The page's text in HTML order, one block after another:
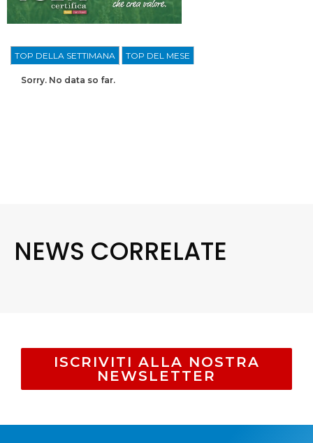
TOP DELLA SETTIMANA TOP DEL MESE
Sorry. No data so far.
NEWS CORRELATE
ISCRIVITI ALLA NOSTRA
NEWSLETTER